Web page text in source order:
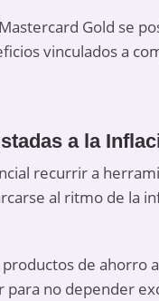
Gold se
vinculados a
a la
recurrir a
al ritmo de la
de ahorro
para no depender